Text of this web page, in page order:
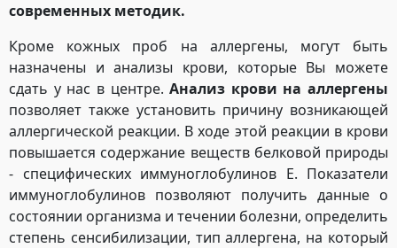
современных методик.
Кроме кожных проб на аллергены, могут быть
назначены и анализы крови, которые Вы можете
сдать у нас в центре.Анализ крови на аллергены
позволяет также установить причину возникающей
аллергической реакции. В ходе этой реакции в крови
повышается содержание веществ белковой природы
- специфических иммуноглобулинов Е. Показатели
иммуноглобулинов позволяют получить данные о
состоянии организма и течении болезни, определить
степень сенсибилизации, тип аллергена, на который